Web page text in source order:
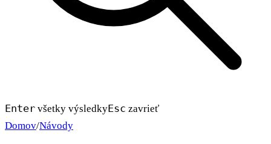
Enter všetky výsledkyEsc zavrieť
Domov/Návody